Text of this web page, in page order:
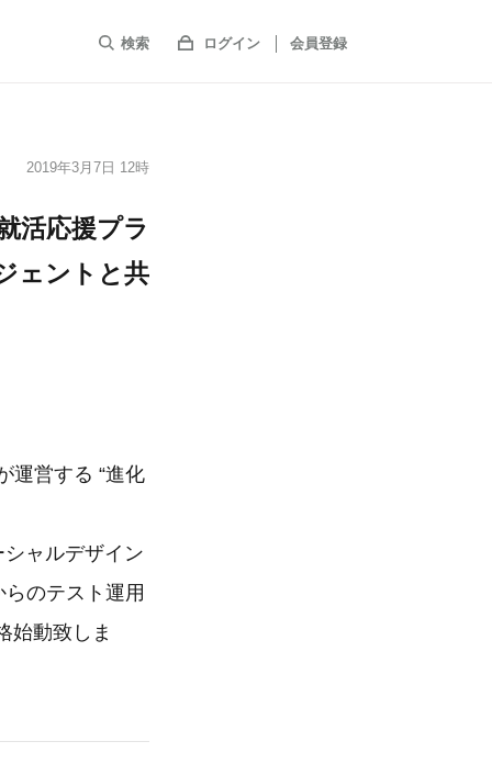
検索 ログイン 会員登録
2019年3月7日 12時
活応援プラ
ェントと共
運営する “進化
ャルデザイン
のテスト運用
始動致しま